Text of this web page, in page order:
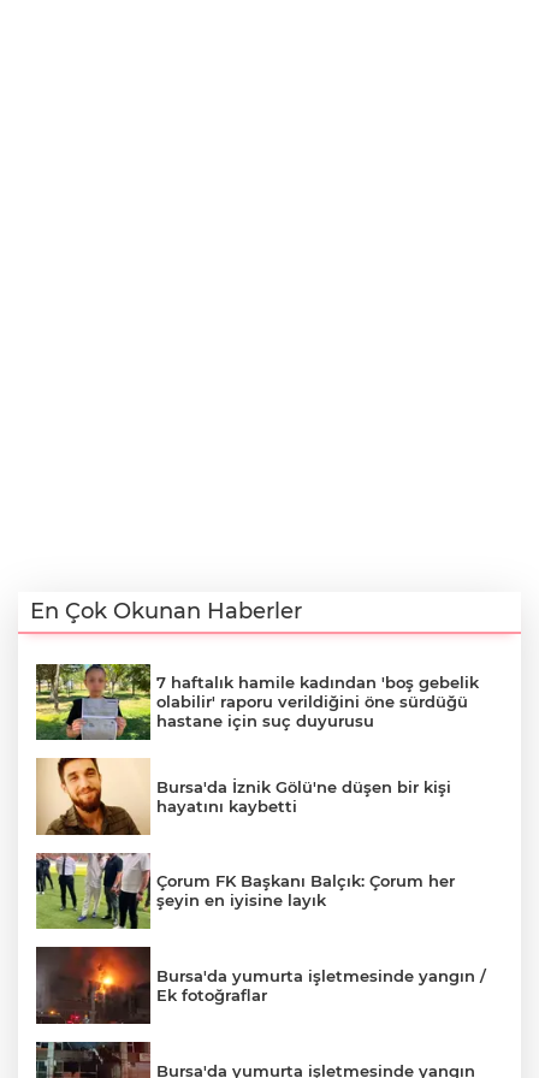
En Çok Okunan Haberler
7 haftalık hamile kadından 'boş gebelik
olabilir' raporu verildiğini öne sürdüğü
hastane için suç duyurusu
Bursa'da İznik Gölü'ne düşen bir kişi
hayatını kaybetti
Çorum FK Başkanı Balçık: Çorum her
şeyin en iyisine layık
Bursa'da yumurta işletmesinde yangın /
Ek fotoğraflar
Bursa'da yumurta işletmesinde yangın